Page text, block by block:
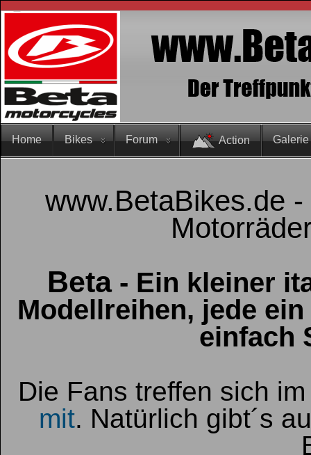
Home Bikes Forum Action Galerie
www.BetaBikes.de
Beta- Ein kleiner
Modellreihen, jede
einfach
Die Fans treffen sich
mit. Natürlich gibt´s